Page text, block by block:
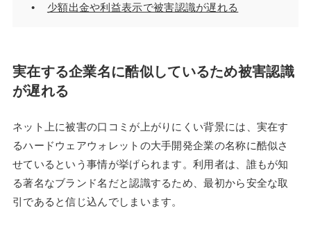
少額出金や利益表示で被害認識が遅れる
実在する企業名に酷似しているため被害認識
が遅れる
ネット上に被害の口コミが上がりにくい背景には、実在す
るハードウェアウォレットの大手開発企業の名称に酷似さ
せているという事情が挙げられます。利用者は、誰もが知
る著名なブランド名だと認識するため、最初から安全な取
引であると信じ込んでしまいます。